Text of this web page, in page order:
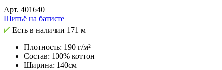
Арт. 401640
Шитьё на батисте
Есть в наличии 171 м
Плотность: 190 г/м²
Состав: 100% коттон
Ширина: 140см